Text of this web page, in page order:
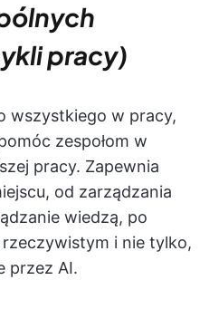
pracy)
wszystkiego w pracy,
zespołom w
pracy. Zapewnia
od zarządzania
wiedzą, po
i nie tylko,
przez AI.